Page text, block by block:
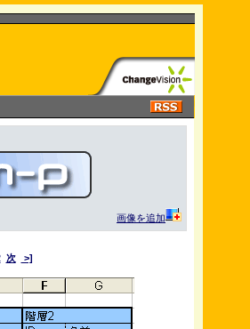
画像を追加
次 >]